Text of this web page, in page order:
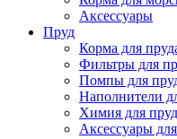
Аксессуары
Пруд
Корма для
Фильтры для
Помпы для
Наполнители
Химия для
Аксессуары